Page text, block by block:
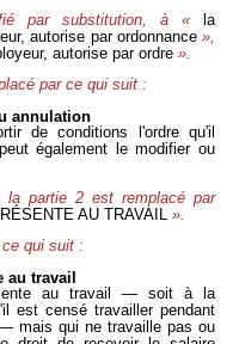
par substitution, à «
la
autorise par ordonnance»,
autorise par ordre ».
par ce qui suit :
annulation
de conditions l'ordre qu'il
également le modifier ou
partie 2 est remplacé par
AU TRAVAIL
».
qui suit :
au travail
au travail — soit à la
est censé travailler pendant
mais qui ne travaille pas ou